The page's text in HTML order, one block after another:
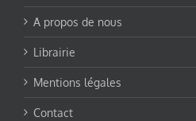
A propos de nous
Librairie
Mentions légales
Contact